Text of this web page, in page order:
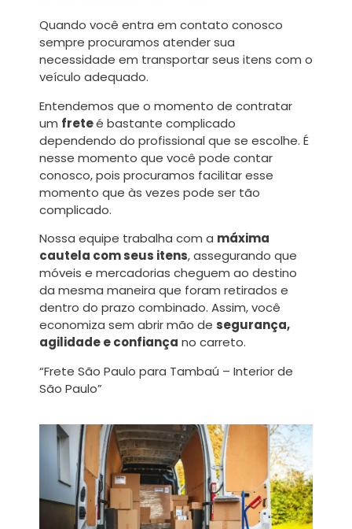
Quando você entra em contato conosco
sempre procuramos atender sua
necessidade em transportar seus itens com o
veículo adequado.
Entendemos que o momento de contratar
um freteé bastante complicado
dependendo do profissional que se escolhe. É
nesse momento que você pode contar
conosco, pois procuramos facilitar esse
momento que às vezes pode ser tão
complicado.
Nossa equipe trabalha com a máxima
cautela com seus itens, assegurando que
móveis e mercadorias cheguem ao destino
da mesma maneira que foram retirados e
dentro do prazo combinado. Assim, você
economiza sem abrir mão de segurança,
agilidade e confiança no carreto.
“Frete São Paulo para Tambaú – Interior de
São Paulo”